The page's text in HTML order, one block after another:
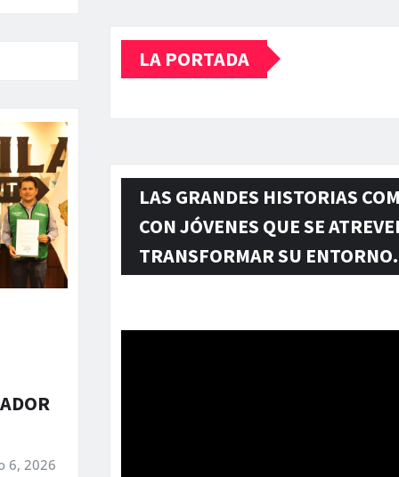
6, 2026
LA PORTADA
LAS GRANDES HISTORIAS
CON JÓVENES QUE SE
TRANSFORMAR SU ENTORNO.